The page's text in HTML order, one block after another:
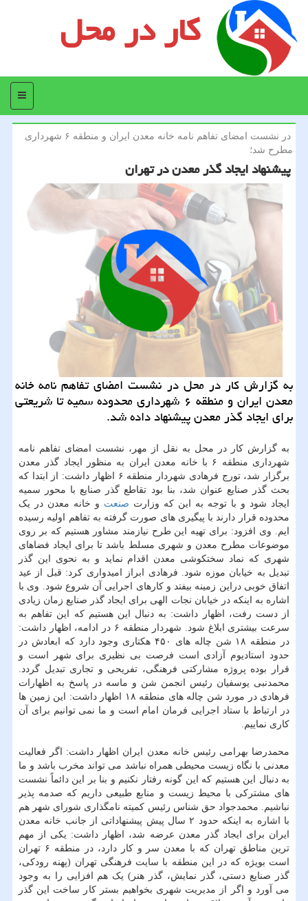
کار در محل
منو
در نشست امضای تفاهم نامه خانه معدن ایران و منطقه ۶ شهرداری
مطرح شد؛
پیشنهاد ایجاد گذر معدن در تهران
به گزارش کار در محل در نشست امضای تفاهم نامه خانه
معدن ایران و منطقه ۶ شهرداری محدوده سمیه تا شریعتی
برای ایجاد گذر معدن پیشنهاد داده شد.
به گزارش کار در محل به نقل از مهر، نشست امضای تفاهم نامه
شهرداری منطقه ۶ با خانه معدن ایران به منظور ایجاد گذر معدن
برگزار شد، تورج فرهادی شهردار منطقه ۶ اظهار داشت: از ابتدا که
بحث گذر صنایع عنوان شد، بنا بود تقاطع گذر صنایع با محور سمیه
ایجاد شود و با توجه به این که وزارت صنعت و خانه معدن در یک
محدوده قرار دارند با پیگیری های صورت گرفته به تفاهم اولیه رسیده
ایم. وی افزود: برای تهیه این طرح نیازمند مشاور هستیم که بر روی
موضوعات مطرح معدن و شهری مسلط باشد تا برای ایجاد فضاهای
شهری که نماد سختکوشی معدن اقدام نماید و به نحوی این گذر
تبدیل به خیابان موزه شود. فرهادی ابراز امیدواری کرد: قبل از عید
اتفاق خوبی دراین زمینه بیفتد و کارهای اجرایی آن شروع شود. وی با
اشاره به اینکه در خیابان نجات الهی برای ایجاد گذر صنایع زمان زیادی
از دست رفت، اظهار داشت: به دنبال این هستیم که این تفاهم به
سرعت بیشتری ابلاغ شود. شهردار منطقه ۶ در ادامه، اظهار داشت:
در منطقه ۱۸ شن چاله های ۴۵۰ هکتاری وجود دارد که ابعادش در
حدود استادیوم آزادی است فرصت بی نظیری برای شهر است و
قرار بوده پروژه مشارکتی فرهنگی، تفریحی و تجاری تبدیل گردد.
محمدنبی یوسفیان رئیس انجمن شن و ماسه در پاسخ به اظهارات
فرهادی در مورد شن چاله های منطقه ۱۸ اظهار داشت: این زمین ها
در ارتباط با ستاد اجرایی فرمان امام است و ما نمی توانیم برای آن
کاری نماییم.
محمدرضا بهرامی رئیس خانه معدن ایران اظهار داشت: اگر فعالیت
معدنی با نگاه زیست محیطی همراه نباشد می تواند مخرب باشد و ما
به دنبال این هستیم که این گونه رفتار نکنیم و بنا بر این دائماً نشست
های مشترکی با محیط زیست و منابع طبیعی داریم که صدمه پذیر
نباشیم. محمدجواد حق شناس رئیس کمیته نامگذاری شورای شهر هم
با اشاره به اینکه حدود ۲ سال پیش پیشنهاداتی از جانب خانه معدن
ایران برای ایجاد گذر معدن عرضه شد، اظهار داشت: یکی از مهم
ترین مناطق تهران که با معدن سر و کار دارد، در منطقه ۶ تهران
است بویژه که در این منطقه با سایت فرهنگی تهران (پهنه رودکی،
گذر صنایع دستی، گذر نمایش، گذر هنر) یک هم افزایی را به وجود
می آورد و اگر از مدیریت شهری بخواهیم بستر کار ساخت این گذر